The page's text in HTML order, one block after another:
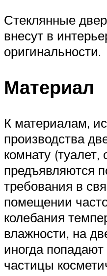
Стеклянные
внесут в
оригинальности.
Материал
К материалам,
производства
комнату (туалет,
предъявляются
требования в
помещении
колебания
влажности, на
иногда
частицы